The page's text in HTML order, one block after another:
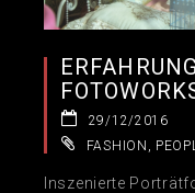
29/12/2016
FASHION
Inszenierte